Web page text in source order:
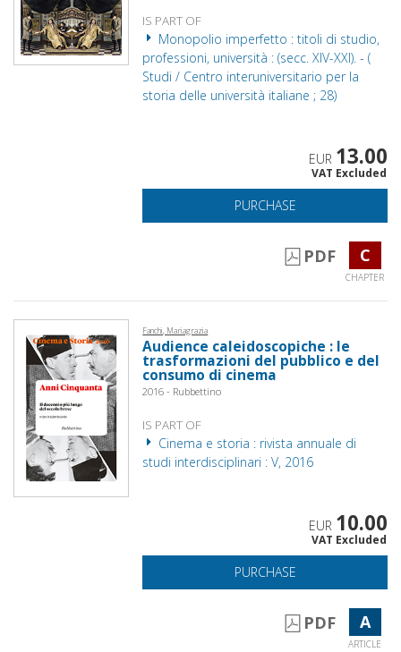
IS PART OF
Monopolio imperfetto : titoli di studio,
professioni, università : (secc. XIV-XXI). - (
Studi / Centro interuniversitario per la
storia delle università italiane ; 28)
EUR 13.00
VAT Excluded
PURCHASE
PDF C
CHAPTER
Fanchi, Mariagrazia
Audience caleidoscopiche : le
trasformazioni del pubblico e del
consumo di cinema
2016 - Rubbettino
IS PART OF
Cinema e storia : rivista annuale di
studi interdisciplinari : V, 2016
EUR 10.00
VAT Excluded
PURCHASE
PDF A
ARTICLE